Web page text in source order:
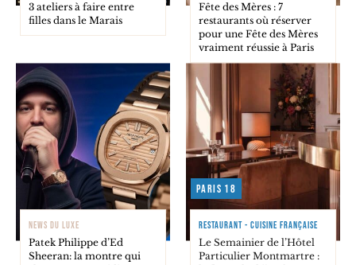
3 ateliers à faire entre
filles dans le Marais
Fête des Mères : 7
restaurants où réserver
pour une Fête des Mères
vraiment réussie à Paris
NEWS DU LUXE
Patek Philippe d’Ed
Sheeran: la montre qui
Paris 18
RESTAURANT - CUISINE FRANÇAISE
Le Semainier de l’Hôtel
Particulier Montmartre :